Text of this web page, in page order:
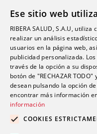
Oftalmología
Otorrinolaringología
Oncología
Fisioterapia
Contacto
Ese sitio web
RIBERA SALUD, S.A.U,
realizar un análisis
usuarios en la página web,
publicidad personalizada.
través de la opción a su
botón de "RECHAZAR TODO"
desean pulsando la opción de
encontrar más información
información
COOKIES